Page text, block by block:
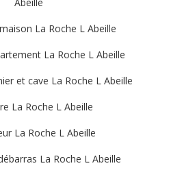
La Roche L Abeille
La Roche L Abeille
et cave La Roche L Abeille
La Roche L Abeille
La Roche L Abeille
La Roche L Abeille